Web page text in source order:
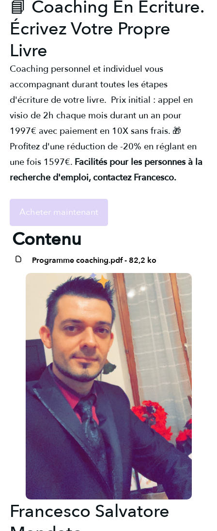
📘 Coaching En Écriture.
Écrivez Votre Propre
Livre
Coaching personnel et individuel vous
accompagnant durant toutes les étapes
d'écriture de votre livre. Prix initial : appel en
visio de 2h chaque mois durant un an pour
1997€ avec paiement en 10X sans frais. 🎁
Profitez d'une réduction de -20% en réglant en
une fois 1597€. Facilités pour les personnes à la
recherche d'emploi, contactez Francesco.
Acheter maintenant
Contenu
Programme coaching.pdf - 82,2 ko
Francesco Salvatore